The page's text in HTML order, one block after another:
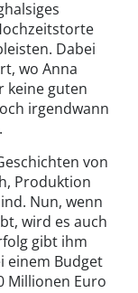
Dabei
wo Anna
keine guten
irgendwann
von
Produktion
Nun, wenn
wird es auch
gibt ihm
einem Budget
Millionen Euro